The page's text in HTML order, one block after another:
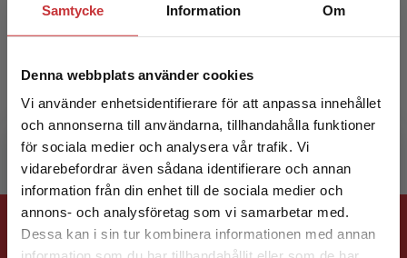
Samtycke Information Om
Denna webbplats använder cookies
Vi använder enhetsidentifierare för att anpassa innehållet
och annonserna till användarna, tillhandahålla funktioner
för sociala medier och analysera vår trafik. Vi
vidarebefordrar även sådana identifierare och annan
information från din enhet till de sociala medier och
annons- och analysföretag som vi samarbetar med.
Dessa kan i sin tur kombinera informationen med annan
Begränsad fraktregion
Förlagskontakt